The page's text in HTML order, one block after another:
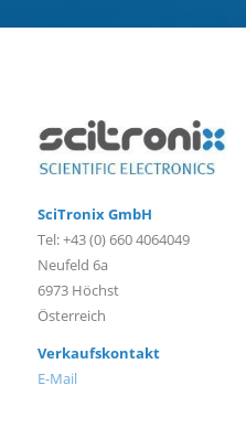
SciTronix GmbH
Tel: +43 (0) 660 4064049
Neufeld 6a
6973 Höchst
Österreich
Verkaufskontakt
E-Mail